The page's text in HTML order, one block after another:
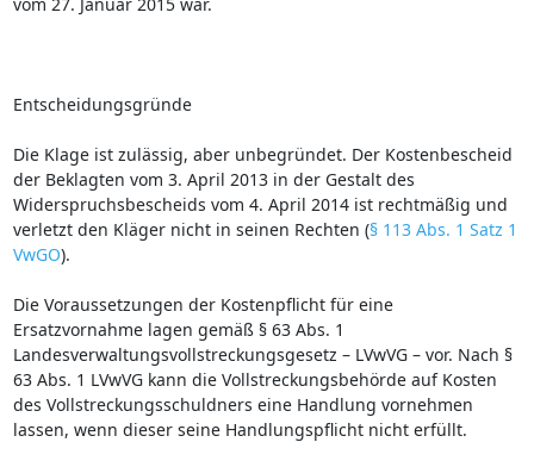
Entscheidungsgründe
Die Klage ist zulässig, aber unbegründet. Der Kostenbescheid
der Beklagten vom 3. April 2013 in der Gestalt des
Widerspruchsbescheids vom 4. April 2014 ist rechtmäßig und
verletzt den Kläger nicht in seinen Rechten (§ 113 Abs. 1 Satz 1
VwGO).
Die Voraussetzungen der Kostenpflicht für eine
Ersatzvornahme lagen gemäß § 63 Abs. 1
Landesverwaltungsvollstreckungsgesetz – LVwVG – vor. Nach §
63 Abs. 1 LVwVG kann die Vollstreckungsbehörde auf Kosten
des Vollstreckungsschuldners eine Handlung vornehmen
lassen, wenn dieser seine Handlungspflicht nicht erfüllt.